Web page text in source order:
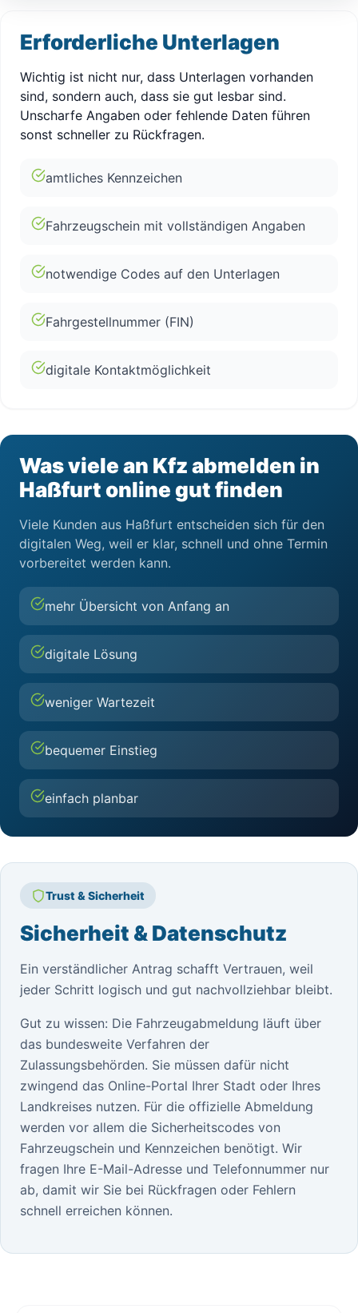
Erforderliche Unterlagen
Wichtig ist nicht nur, dass Unterlagen vorhanden
sind, sondern auch, dass sie gut lesbar sind.
Unscharfe Angaben oder fehlende Daten führen
sonst schneller zu Rückfragen.
amtliches Kennzeichen
Fahrzeugschein mit vollständigen Angaben
notwendige Codes auf den Unterlagen
Fahrgestellnummer (FIN)
digitale Kontaktmöglichkeit
Was viele an Kfz abmelden in
Haßfurt online gut finden
Viele Kunden aus Haßfurt entscheiden sich für den
digitalen Weg, weil er klar, schnell und ohne Termin
vorbereitet werden kann.
mehr Übersicht von Anfang an
digitale Lösung
weniger Wartezeit
bequemer Einstieg
einfach planbar
Trust & Sicherheit
Sicherheit & Datenschutz
Ein verständlicher Antrag schafft Vertrauen, weil
jeder Schritt logisch und gut nachvollziehbar bleibt.
Gut zu wissen: Die Fahrzeugabmeldung läuft über
das bundesweite Verfahren der
Zulassungsbehörden. Sie müssen dafür nicht
zwingend das Online-Portal Ihrer Stadt oder Ihres
Landkreises nutzen. Für die offizielle Abmeldung
werden vor allem die Sicherheitscodes von
Fahrzeugschein und Kennzeichen benötigt. Wir
fragen Ihre E-Mail-Adresse und Telefonnummer nur
ab, damit wir Sie bei Rückfragen oder Fehlern
schnell erreichen können.